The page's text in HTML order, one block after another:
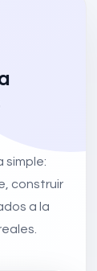
simple:
construir
a la